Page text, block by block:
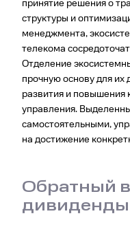
принятие решения о
структуры и
менеджмента,
телекома
Отделение
прочную основу для их
развития и повышения
управления.
самостоятельными,
на достижение
Обратный
дивиденды